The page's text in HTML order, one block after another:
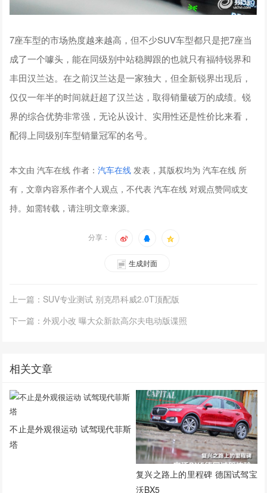
7座车型的市场热度越来越高，但不少SUV车型都只是把7座当
成了一个噱头，能在同级别中站稳脚跟的也就只有福特锐界和
丰田汉兰达。在之前汉兰达是一家独大，但全新锐界出现后，
仅仅一年半的时间就赶超了汉兰达，取得销量破万的成绩。锐
界的综合优势非常强，无论从设计、实用性还是性价比来看，
配得上同级别车型销量冠军的名号。
本文由 汽车在线 作者：汽车在线 发表，其版权均为 汽车在线 所
有，文章内容系作者个人观点，不代表 汽车在线 对观点赞同或支
持。如需转载，请注明文章来源。
分享：
生成封面
上一篇：SUV专业测试 别克昂科威2.0T顶配版
下一篇：外观小改 曝大众新款高尔夫电动版谍照
相关文章
不止是外观很运动 试驾现代菲斯
塔
复兴之路上的里程碑 德国试驾宝
沃BX5